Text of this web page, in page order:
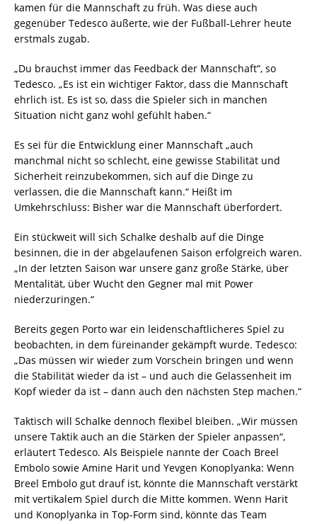
kamen für die Mannschaft zu früh. Was diese auch
gegenüber Tedesco äußerte, wie der Fußball-Lehrer heute
erstmals zugab.
„Du brauchst immer das Feedback der Mannschaft“, so
Tedesco. „Es ist ein wichtiger Faktor, dass die Mannschaft
ehrlich ist. Es ist so, dass die Spieler sich in manchen
Situation nicht ganz wohl gefühlt haben.“
Es sei für die Entwicklung einer Mannschaft „auch
manchmal nicht so schlecht, eine gewisse Stabilität und
Sicherheit reinzubekommen, sich auf die Dinge zu
verlassen, die die Mannschaft kann.“ Heißt im
Umkehrschluss: Bisher war die Mannschaft überfordert.
Ein stückweit will sich Schalke deshalb auf die Dinge
besinnen, die in der abgelaufenen Saison erfolgreich waren.
„In der letzten Saison war unsere ganz große Stärke, über
Mentalität, über Wucht den Gegner mal mit Power
niederzuringen.“
Bereits gegen Porto war ein leidenschaftlicheres Spiel zu
beobachten, in dem füreinander gekämpft wurde. Tedesco:
„Das müssen wir wieder zum Vorschein bringen und wenn
die Stabilität wieder da ist – und auch die Gelassenheit im
Kopf wieder da ist – dann auch den nächsten Step machen.“
Taktisch will Schalke dennoch flexibel bleiben. „Wir müssen
unsere Taktik auch an die Stärken der Spieler anpassen“,
erläutert Tedesco. Als Beispiele nannte der Coach Breel
Embolo sowie Amine Harit und Yevgen Konoplyanka: Wenn
Breel Embolo gut drauf ist, könnte die Mannschaft verstärkt
mit vertikalem Spiel durch die Mitte kommen. Wenn Harit
und Konoplyanka in Top-Form sind, könnte das Team